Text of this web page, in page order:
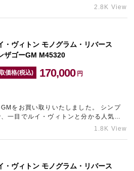
金額をご提示させていただきました。 …
2.8K View
・ヴィトン モノグラム・リバース
ザゴーGM M45320
価格(税込) 170,000 円
お買い取りいたしました。 シンプ
一目でルイ・ヴィトンと分かる人気バ
愛用感が見受けられましたが、できる限りの…
1.8K View
・ヴィトン モノグラム・リバース